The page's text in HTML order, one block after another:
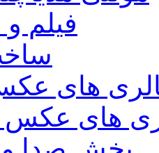
فیلم
های
های عکس